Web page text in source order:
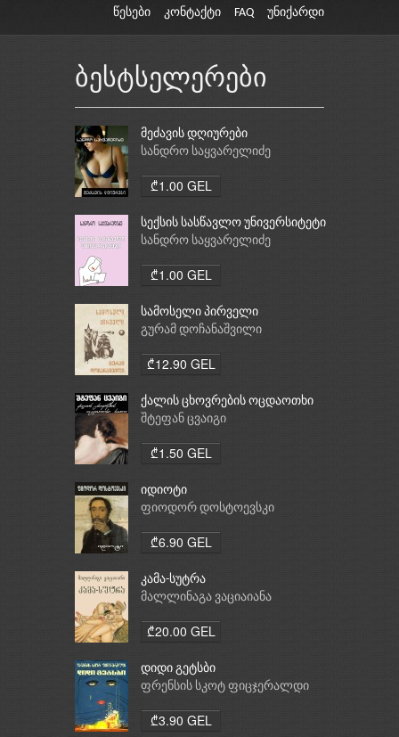
წესები კონტაქტი FAQ უნიქარდი
ბესტსელერები
მეძავის დღიურები
სანდრო საყვარელიძე
₾1.00 GEL
სექსის სასწავლო უნივერსიტეტი
სანდრო საყვარელიძე
₾1.00 GEL
სამოსელი პირველი
გურამ დოჩანაშვილი
₾12.90 GEL
ქალის ცხოვრების ოცდაოთხი
საათი
შტეფან ცვაიგი
₾1.50 GEL
იდიოტი
ფიოდორ დოსტოევსკი
₾6.90 GEL
კამა-სუტრა
მალლინაგა ვაციაიანა
₾20.00 GEL
დიდი გეტსბი
ფრენსის სკოტ ფიცჯერალდი
₾3.90 GEL